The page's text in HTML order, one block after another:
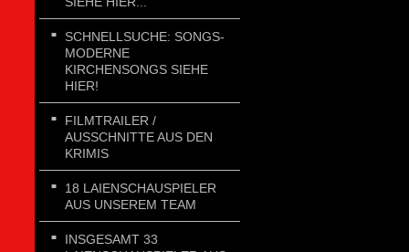
SCHNELLSUCHE: SONGS-
MODERNE
KIRCHENSONGS SIEHE
HIER!
FILMTRAILER /
AUSSCHNITTE AUS DEN
KRIMIS
18 LAIENSCHAUSPIELER
AUS UNSEREM TEAM
INSGESAMT 33